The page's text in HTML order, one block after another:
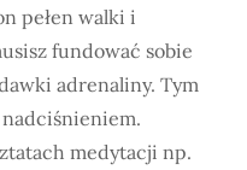
pełen walki i
fundować sobie
adrenaliny. Tym
medytacji np.